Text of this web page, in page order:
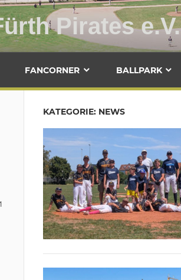
Pirates e.V.
FANCORNER BALLPARK
KATEGORIE: NEWS